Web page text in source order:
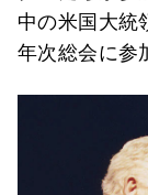
中の米国大統
年次総会に参